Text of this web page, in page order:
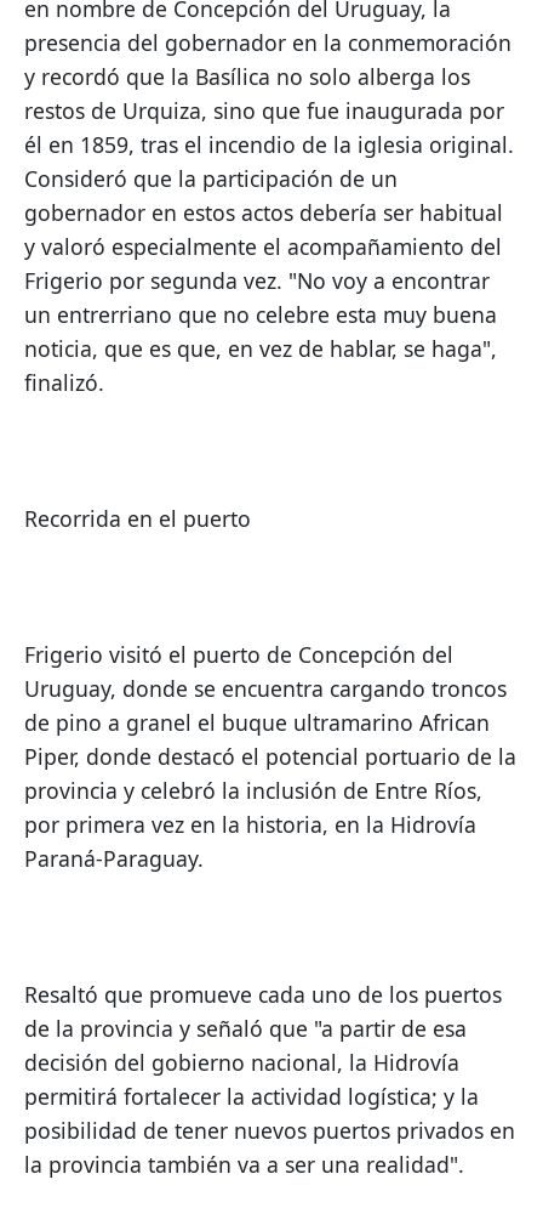
en nombre de Concepción del Uruguay, la
presencia del gobernador en la conmemoración
y recordó que la Basílica no solo alberga los
restos de Urquiza, sino que fue inaugurada por
él en 1859, tras el incendio de la iglesia original.
Consideró que la participación de un
gobernador en estos actos debería ser habitual
y valoró especialmente el acompañamiento del
Frigerio por segunda vez. "No voy a encontrar
un entrerriano que no celebre esta muy buena
noticia, que es que, en vez de hablar, se haga",
finalizó.
Recorrida en el puerto
Frigerio visitó el puerto de Concepción del
Uruguay, donde se encuentra cargando troncos
de pino a granel el buque ultramarino African
Piper, donde destacó el potencial portuario de la
provincia y celebró la inclusión de Entre Ríos,
por primera vez en la historia, en la Hidrovía
Paraná-Paraguay.
Resaltó que promueve cada uno de los puertos
de la provincia y señaló que "a partir de esa
decisión del gobierno nacional, la Hidrovía
permitirá fortalecer la actividad logística; y la
posibilidad de tener nuevos puertos privados en
la provincia también va a ser una realidad".